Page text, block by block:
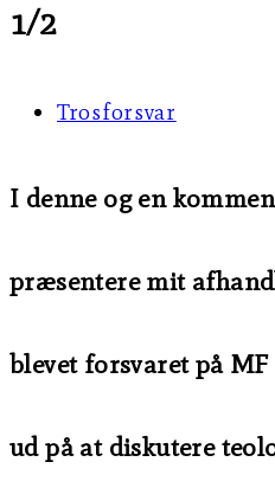
1/2
Trosforsvar
I denne og en
præsentere mit
blevet forsvaret på
ud på at diskutere